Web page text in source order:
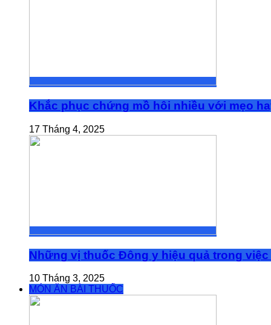
Khắc phục chứng mồ hôi nhiều với mẹo
17 Tháng 4, 2025
Những vị thuốc Đông y hiệu quả trong việc
10 Tháng 3, 2025
MÓN ĂN BÀI THUỐC